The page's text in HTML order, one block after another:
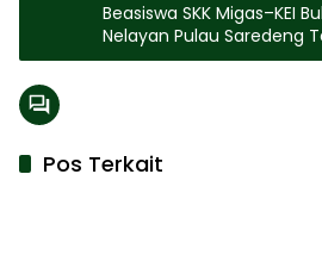
Beasiswa SKK Migas–KEI
Nelayan Pulau Saredeng
Tinggi
Pos Terkait